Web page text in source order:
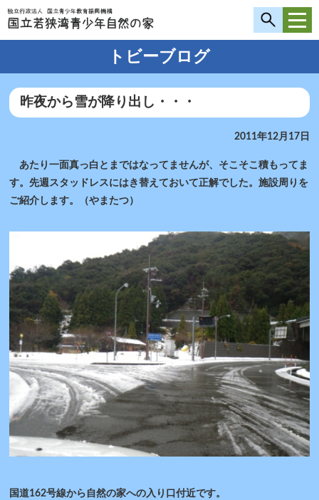
トビーブログ
昨夜から雪が降り出し・・・
2011年12月17日
あたり一面真っ白とまではなってませんが、そこそこ積もってま
す。先週スタッドレスにはき替えておいて正解でした。施設周りを
ご紹介します。（やまたつ）
国道162号線から自然の家への入り口付近です。